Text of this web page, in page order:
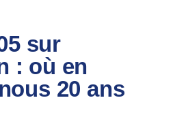
sur
: où en
20 ans